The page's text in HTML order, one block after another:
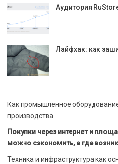
Аудитория
Лайфхак: как
Как промышленное
производства
Покупки через интернет и
можно сэкономить, а где
Техника и инфраструктура как